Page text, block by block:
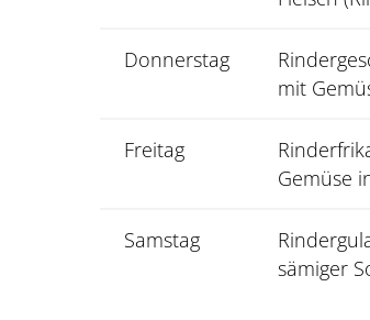
Donnerstag
mit
Freitag
Gemüse
Samstag
sämiger